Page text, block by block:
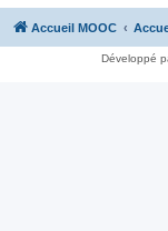
Accueil MOOC
Développé